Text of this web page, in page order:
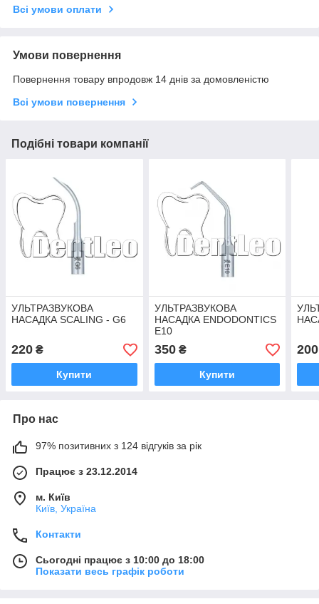
Всі умови оплати
Умови повернення
Повернення товару впродовж 14 днів за домовленістю
Всі умови повернення
Подібні товари компанії
УЛЬТРАЗВУКОВА
НАСАДКА SCALING - G6
220 ₴
Купити
УЛЬТРАЗВУКОВА
НАСАДКА ENDODONTICS
E10
350₴
Купити
200
Про нас
97% позитивних з 124 відгуків за рік
Працює з 23.12.2014
м. Київ
Київ, Україна
Контакти
Сьогодні працює з 10:00 до 18:00
Показати весь графік роботи